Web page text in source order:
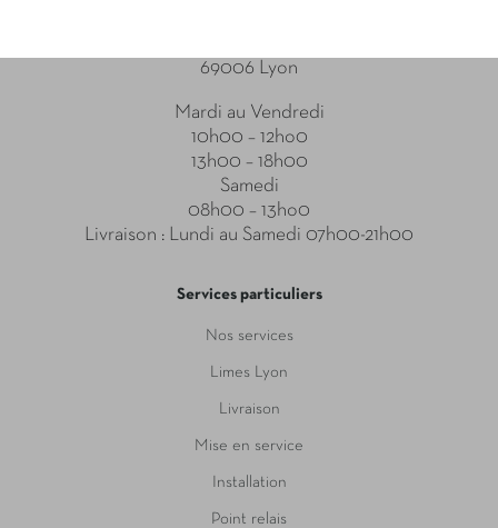
69006 Lyon
Mardi au Vendredi
10h00 – 12ho0
13h00 – 18h00
Samedi
08h00 – 13ho0
Livraison : Lundi au Samedi 07h00-21h00
Services particuliers
Nos services
Limes Lyon
Livraison
Mise en service
Installation
Point relais